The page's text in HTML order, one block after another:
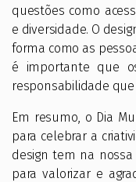
questões como
e diversidade. O
forma como as
é importante que
responsabilidade
Em resumo, o Dia
para celebrar a
design tem na
para valorizar e